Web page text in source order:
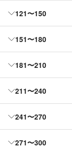
121〜150
151〜180
181〜210
211〜240
241〜270
271〜300